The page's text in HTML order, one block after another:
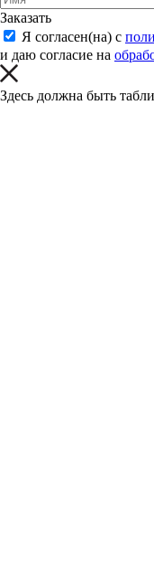
Заказать
Я согласен(на) с
и даю согласие на
Здесь должна быть